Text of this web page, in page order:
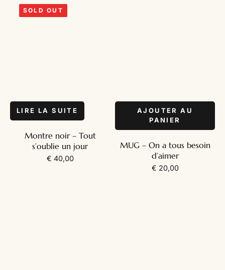
SOLD OUT
LIRE LA SUITE
Montre noir – Tout
s’oublie un jour
€ 40,00
AJOUTER AU
PANIER
MUG – On a tous besoin
d’aimer
€ 20,00